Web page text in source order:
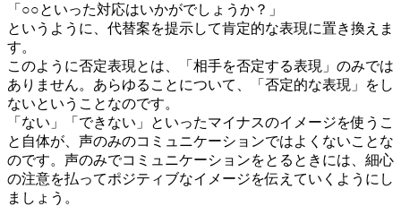
「○○といった対応はいかがでしょうか？」
というように、代替案を提示して肯定的な表現に置き換えま
す。
このように否定表現とは、「相手を否定する表現」のみでは
ありません。あらゆることについて、「否定的な表現」をし
ないということなのです。
「ない」「できない」といったマイナスのイメージを使うこ
と自体が、声のみのコミュニケーションではよくないことな
のです。声のみでコミュニケーションをとるときには、細心
の注意を払ってポジティブなイメージを伝えていくようにし
ましょう。